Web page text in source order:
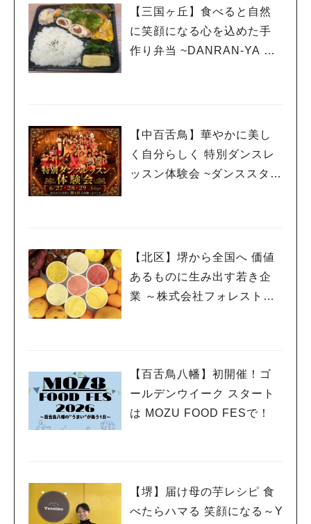
【三国ヶ丘】食べると自然
に笑顔になる心を込めた手
作り弁当 ~DANRAN-YA お
【中百舌鳥】華やかに美し
く自分らしく 特別ダンスレ
ッスン体験会 ~ダンススタジ
【北区】堺から全国へ 価値
あるものに生み出す若き企
業 ～株式会社フォレストバ
【百舌鳥八幡】初開催！ゴ
ールデンウイーク スタート
は MOZU FOOD FESで！
【堺】届け母の芋レシピ 食
べたらハマる 笑顔になる～Y